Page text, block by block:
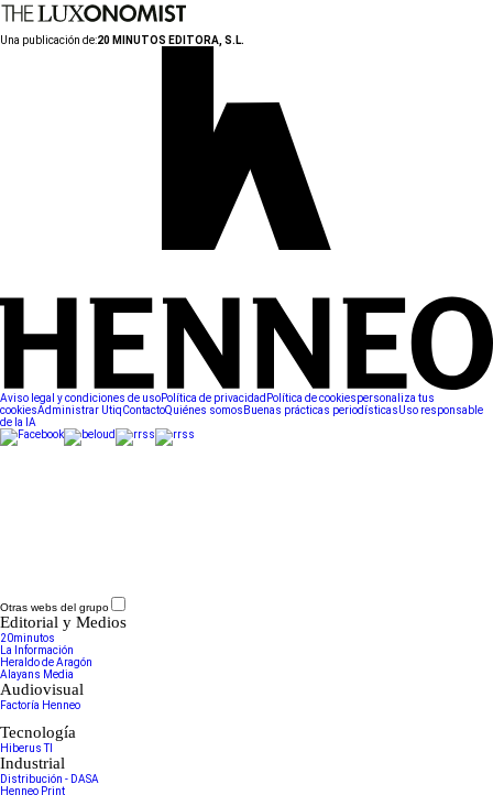
Una publicación de:20 MINUTOS EDITORA, S.L.
Aviso legal y condiciones de usoPolítica de privacidad Política de cookiespersonaliza tus
cookiesAdministrar UtiqContactoQuiénes somos Buenas prácticas periodísticasUso responsable
de la IA
Otras webs del grupo
Editorial y Medios
20minutos
La Información
Heraldo de Aragón
Alayans Media
Audiovisual
Factoría Henneo
Tecnología
Hiberus TI
Industrial
Distribución - DASA
Henneo Print